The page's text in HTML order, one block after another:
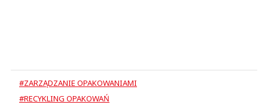
#ZARZĄDZANIE OPAKOWANIAMI
#RECYKLING OPAKOWAŃ